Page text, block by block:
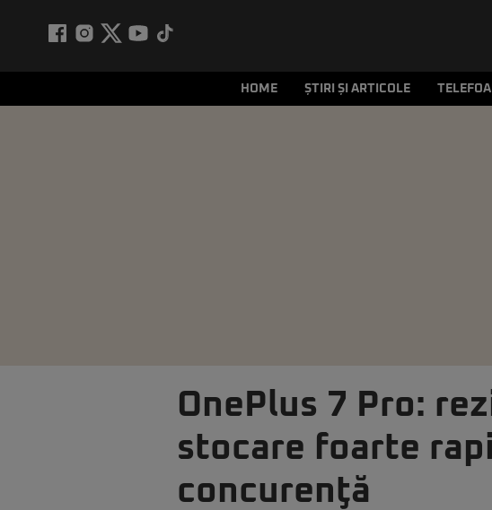
HOME ȘTIRI ȘI ARTICOLE
OnePlus 7 Pro:
stocare foarte
concurenţă